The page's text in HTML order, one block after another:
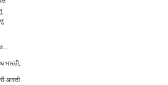
भारती,
आरती